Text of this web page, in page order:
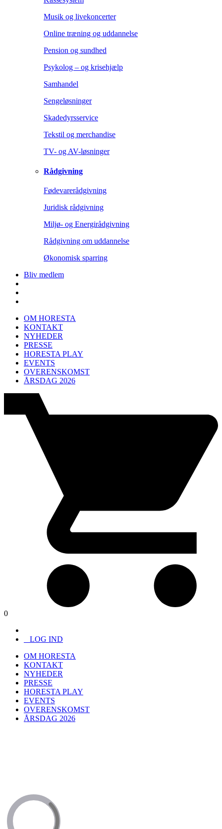
Musik og livekoncerter
Online træning og uddannelse
Pension og sundhed
Psykolog – og krisehjælp
Samhandel
Sengeløsninger
Skadedyrsservice
Tekstil og merchandise
TV- og AV-løsninger
Rådgivning
Fødevarerådgivning
Juridisk rådgivning
Miljø- og Energirådgivning
Rådgivning om uddannelse
Økonomisk sparring
Bliv medlem
OM HORESTA
KONTAKT
NYHEDER
PRESSE
HORESTA PLAY
EVENTS
OVERENSKOMST
ÅRSDAG 2026
0
LOG IND
OM HORESTA
KONTAKT
NYHEDER
PRESSE
HORESTA PLAY
EVENTS
OVERENSKOMST
ÅRSDAG 2026